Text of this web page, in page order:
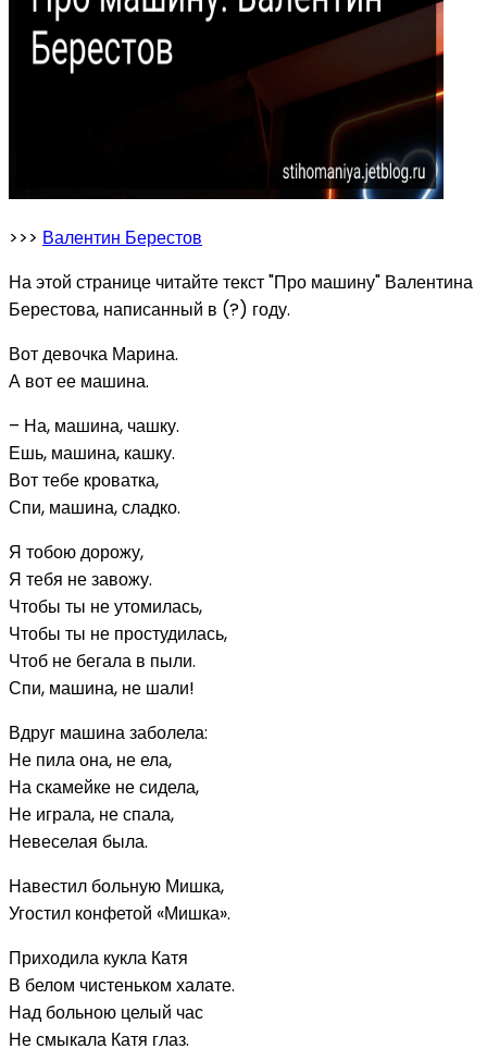
>>> Валентин Берестов
На этой странице читайте текст "Про машину" Валентина
Берестова, написанный в (?) году.
Вот девочка Марина.
А вот ее машина.
– На, машина, чашку.
Ешь, машина, кашку.
Вот тебе кроватка,
Спи, машина, сладко.
Я тобою дорожу,
Я тебя не завожу.
Чтобы ты не утомилась,
Чтобы ты не простудилась,
Чтоб не бегала в пыли.
Спи, машина, не шали!
Вдруг машина заболела:
Не пила она, не ела,
На скамейке не сидела,
Не играла, не спала,
Невеселая была.
Навестил больную Мишка,
Угостил конфетой «Мишка».
Приходила кукла Катя
В белом чистеньком халате.
Над больною целый час
Не смыкала Катя глаз.